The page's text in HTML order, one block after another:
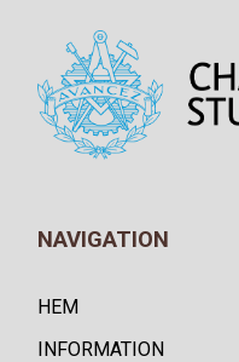
NAVIGATION
HEM
INFORMATION